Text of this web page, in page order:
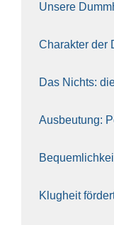
Unse­re
Cha­rak­ter der
Das Nichts:
Aus­beu­tung:
Klug­heit